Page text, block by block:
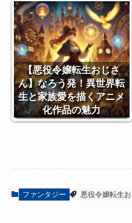
【悪役令嬢転生おじさ
ん】なろう発！異世界転
生と家族愛を描くアニメ
化作品の魅力
ファンタジー 悪役令嬢転生